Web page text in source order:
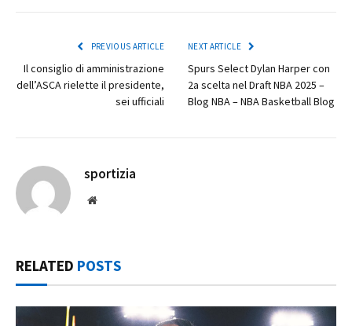
PREVIOUS ARTICLE
Il consiglio di amministrazione
dell’ASCA rielette il presidente,
sei ufficiali
NEXT ARTICLE
Spurs Select Dylan Harper con
2a scelta nel Draft NBA 2025 –
Blog NBA – NBA Basketball Blog
sportizia
Website
RELATED POSTS